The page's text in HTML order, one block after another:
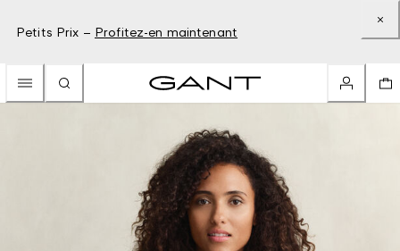
Petits Prix – Profitez-en maintenant